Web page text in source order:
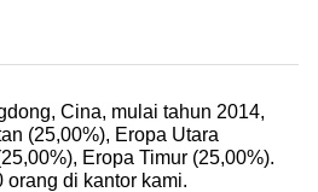
Cina, mulai tahun 2014,
(25,00%), Eropa Utara
Eropa Timur (25,00%).
orang di kantor kami.